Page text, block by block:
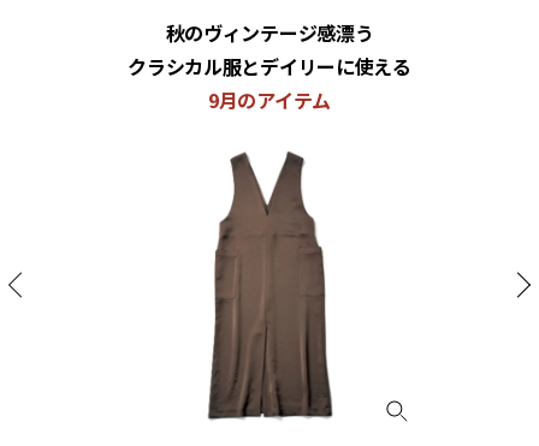
秋のヴィンテージ感漂う
クラシカル服とデイリーに使える
9月のアイテム